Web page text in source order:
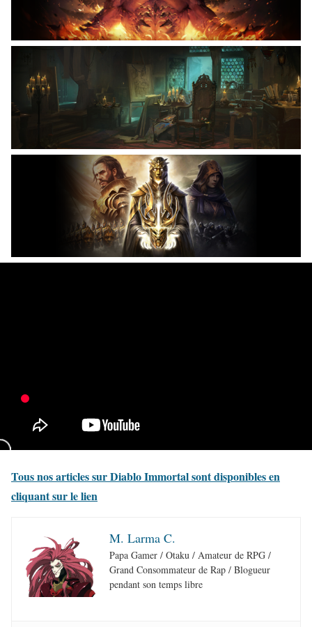
Tous nos articles sur Diablo Immortal sont disponibles en
cliquant sur le lien
M. Larma C.
Papa Gamer / Otaku / Amateur de RPG /
Grand Consommateur de Rap / Blogueur
pendant son temps libre